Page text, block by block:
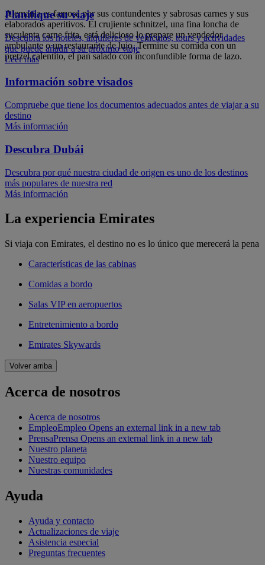
Alemania es famosa por sus contundentes y sabrosas carnes y sus
elaborados aperitivos. El crujiente schnitzel, una fina loncha de
suculenta carne frita, está delicioso lo prepare un vendedor
ambulante o un restaurante de lujo. Termine su comida con un
pretzel calentito, el pan salado con inconfundible forma de lazo.
Planifique su viaje
Descubra los hoteles, alquileres de vehículos, tours y actividades
que puede añadir a su próximo viaje
Leer más
Información sobre visados
Compruebe que tiene los documentos adecuados antes de viajar a su
destino
Más información
Descubra Dubái
Descubra por qué nuestra ciudad de origen es uno de los destinos
más populares de nuestra red
Más información
La experiencia Emirates
Si viaja con Emirates, el destino no es lo único que merecerá la pena
Características de las cabinas
Comidas a bordo
Salas VIP en aeropuertos
Entretenimiento a bordo
Emirates Skywards
Volver arriba
Acerca de nosotros
Acerca de nosotros
EmpleoEmpleo Opens an external link in a new tab
PrensaPrensa Opens an external link in a new tab
Nuestro planeta
Nuestro equipo
Nuestras comunidades
Ayuda
Ayuda y contacto
Actualizaciones de viaje
Asistencia especial
Preguntas frecuentes